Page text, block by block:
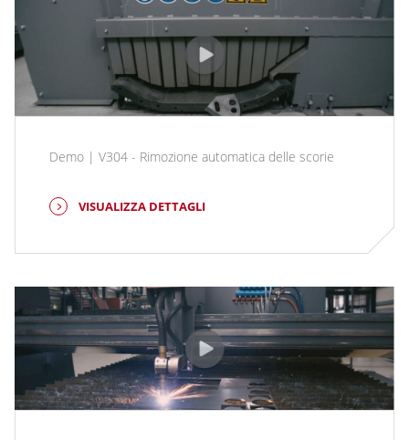
Demo | V304 - Rimozione automatica delle scorie
VISUALIZZA DETTAGLI